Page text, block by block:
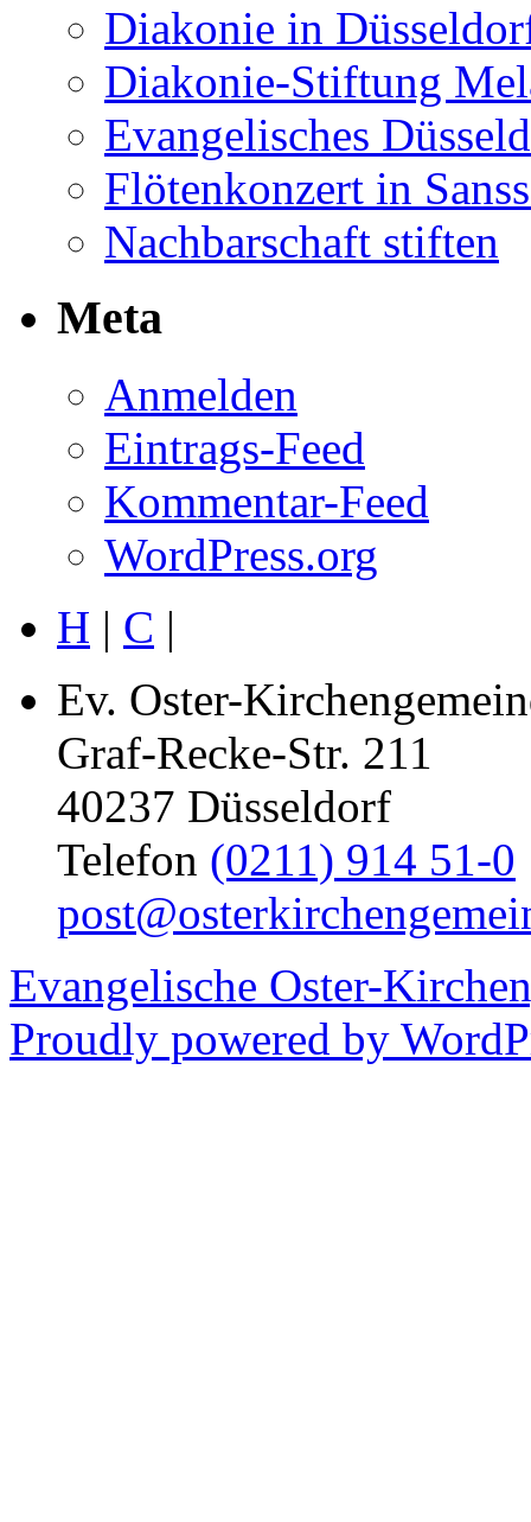
Diakonie in
Diakonie-Stiftung
Evangelisches
Flötenkonzert in
Nachbarschaft stiften
Meta
Anmelden
Eintrags-Feed
Kommentar-Feed
WordPress.org
H | C |
Ev. Oster-
Graf-Recke-Str. 211
40237 Düsseldorf
Telefon (0211) 914 51-0
Evangelische Oster-
Proudly powered by